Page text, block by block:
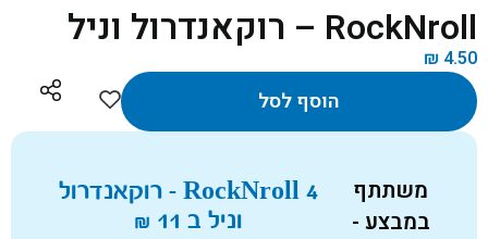
RockNroll – רוקאנדרול וניל
₪ 4.50
הוסף לסל
משתתף
במבצע -
4 RockNroll - רוקאנדרול
וניל ב
₪ 11